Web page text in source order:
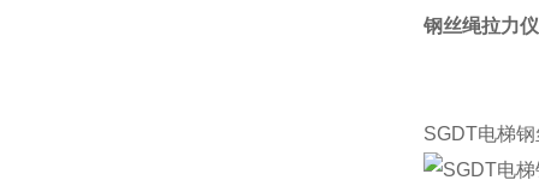
钢丝绳拉力
SGDT电梯